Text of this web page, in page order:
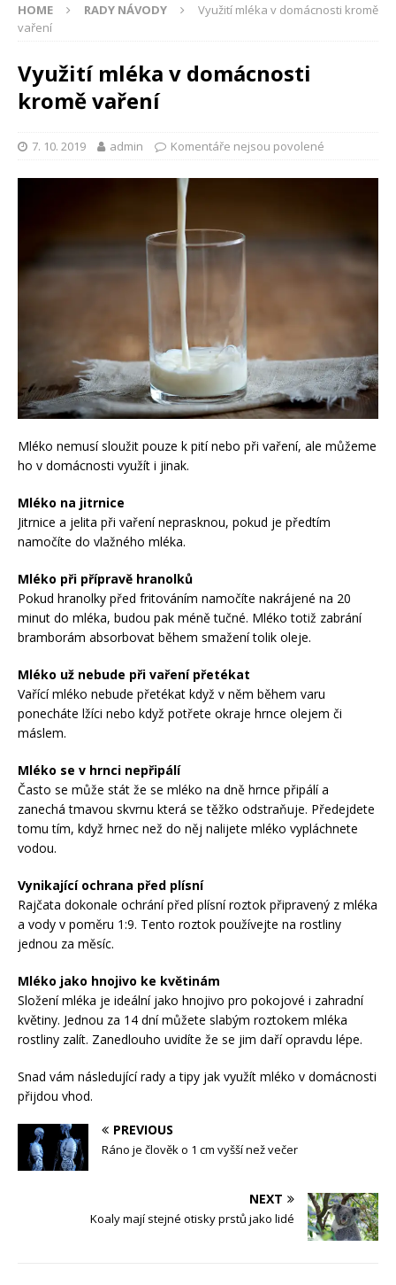
HOME RADY NÁVODY
Využití mléka v domácnosti kromě
vaření
Využití mléka v domácnosti
kromě vaření
7. 10. 2019 admin Komentáře nejsou povolené
Mléko nemusí sloužit pouze k pití nebo při vaření, ale můžeme
ho v domácnosti využít i jinak.
Mléko na jitrnice
Jitrnice a jelita při vaření neprasknou, pokud je předtím
namočíte do vlažného mléka.
Mléko při přípravě hranolků
Pokud hranolky před fritováním namočíte nakrájené na 20
minut do mléka, budou pak méně tučné. Mléko totiž zabrání
bramborám absorbovat během smažení tolik oleje.
Mléko už nebude při vaření přetékat
Vařící mléko nebude přetékat když v něm během varu
ponecháte lžíci nebo když potřete okraje hrnce olejem či
máslem.
Mléko se v hrnci nepřipálí
Často se může stát že se mléko na dně hrnce připálí a
zanechá tmavou skvrnu která se těžko odstraňuje. Předejdete
tomu tím, když hrnec než do něj nalijete mléko vypláchnete
vodou.
Vynikající ochrana před plísní
Rajčata dokonale ochrání před plísní roztok připravený z mléka
a vody v poměru 1:9. Tento roztok používejte na rostliny
jednou za měsíc.
Mléko jako hnojivo ke květinám
Složení mléka je ideální jako hnojivo pro pokojové i zahradní
květiny. Jednou za 14 dní můžete slabým roztokem mléka
rostliny zalít. Zanedlouho uvidíte že se jim daří opravdu lépe.
Snad vám následující rady a tipy jak využít mléko v domácnosti
přijdou vhod.
PREVIOUS
Ráno je člověk o 1 cm vyšší než večer
NEXT
Koaly mají stejné otisky prstů jako lidé